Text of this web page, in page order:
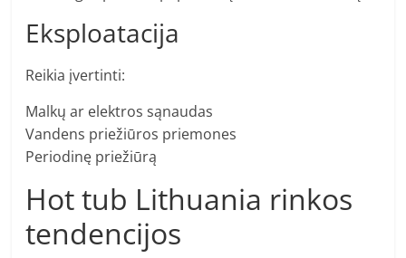
Eksploatacija
Reikia įvertinti:
Malkų ar elektros sąnaudas
Vandens priežiūros priemones
Periodinę priežiūrą
Hot tub Lithuania rinkos
tendencijos